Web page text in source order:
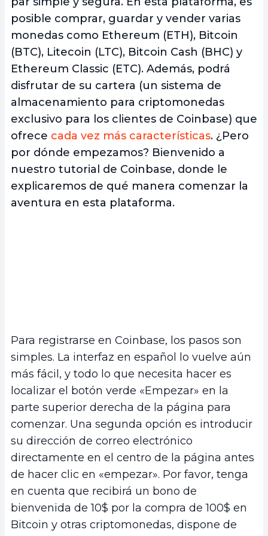
posible comprar, guardar y vender varias
monedas como Ethereum (ETH), Bitcoin
(BTC), Litecoin (LTC), Bitcoin Cash (BHC) y
Ethereum Classic (ETC). Además, podrá
disfrutar de su cartera (un sistema de
almacenamiento para criptomonedas
exclusivo para los clientes de Coinbase) que
ofrece cada vez más características. ¿Pero
por dónde empezamos? Bienvenido a
nuestro tutorial de Coinbase, donde le
explicaremos de qué manera comenzar la
aventura en esta plataforma.
Para registrarse en Coinbase, los pasos son
simples. La interfaz en español lo vuelve aún
más fácil, y todo lo que necesita hacer es
localizar el botón verde «Empezar» en la
parte superior derecha de la página para
comenzar. Una segunda opción es introducir
su dirección de correo electrónico
directamente en el centro de la página antes
de hacer clic en «empezar». Por favor, tenga
en cuenta que recibirá un bono de
bienvenida de 10$ por la compra de 100$ en
Bitcoin y otras criptomonedas, dispone de